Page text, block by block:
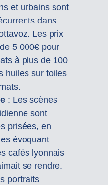
et urbains sont
dans
Les prix
5 000€ pour
à plus de 100
huiles sur toiles
: Les scènes
sont
prisées, en
évoquant
cafés lyonnais
se rendre.
portraits